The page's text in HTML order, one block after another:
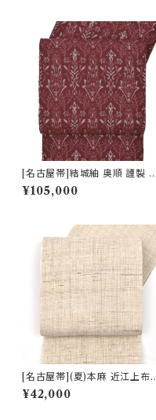
[名古屋帯]結城紬 奥順 謹製 型
紙捺染絣 装飾華文 八寸帯 正絹
日本製(商品番号:22496)
¥105,000
[名古屋帯](夏)本麻 近江上布
川口織物 謹製 八寸帯 日本製
(商品番号:21716)
¥42,000